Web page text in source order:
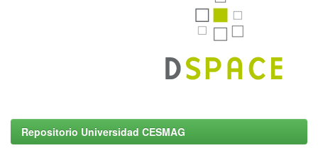
Repositorio Universidad CESMAG